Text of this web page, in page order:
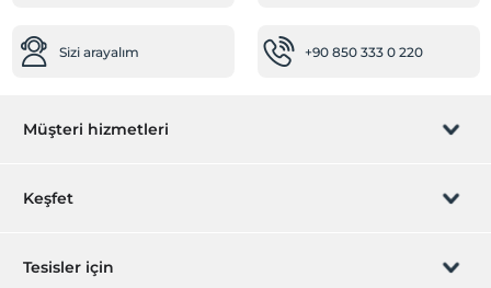
Sizi arayalım +90 850 333 0 220
Müşteri hizmetleri
Rezervasyon yönet
Keşfet
Hediye Kart
Tesisler için